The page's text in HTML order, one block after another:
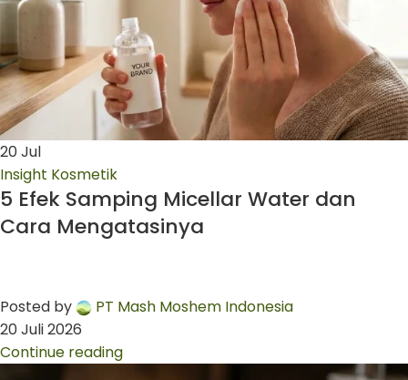
20Jul
Insight Kosmetik
5 Efek Samping Micellar Water dan
Cara Mengatasinya
Posted by
PT Mash Moshem Indonesia
20 Juli 2026
Continue reading